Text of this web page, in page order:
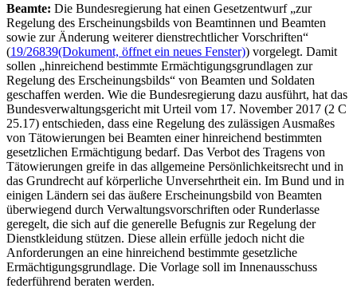
Beamte: Die Bundesregierung hat einen Gesetzentwurf „zur
Regelung des Erscheinungsbilds von Beamtinnen und Beamten
sowie zur Änderung weiterer dienstrechtlicher Vorschriften“
(19/26839(Dokument, öffnet ein neues Fenster)) vorgelegt. Damit
sollen „hinreichend bestimmte Ermächtigungsgrundlagen zur
Regelung des Erscheinungsbilds“ von Beamten und Soldaten
geschaffen werden. Wie die Bundesregierung dazu ausführt, hat das
Bundesverwaltungsgericht mit Urteil vom 17. November 2017 (2 C
25.17) entschieden, dass eine Regelung des zulässigen Ausmaßes
von Tätowierungen bei Beamten einer hinreichend bestimmten
gesetzlichen Ermächtigung bedarf. Das Verbot des Tragens von
Tätowierungen greife in das allgemeine Persönlichkeitsrecht und in
das Grundrecht auf körperliche Unversehrtheit ein. Im Bund und in
einigen Ländern sei das äußere Erscheinungsbild von Beamten
überwiegend durch Verwaltungsvorschriften oder Runderlasse
geregelt, die sich auf die generelle Befugnis zur Regelung der
Dienstkleidung stützen. Diese allein erfülle jedoch nicht die
Anforderungen an eine hinreichend bestimmte gesetzliche
Ermächtigungsgrundlage. Die Vorlage soll im Innenausschuss
federführend beraten werden.